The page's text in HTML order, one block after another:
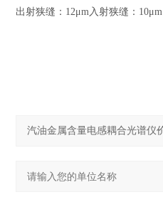
出射狭缝：12μm入射狭缝：10μm